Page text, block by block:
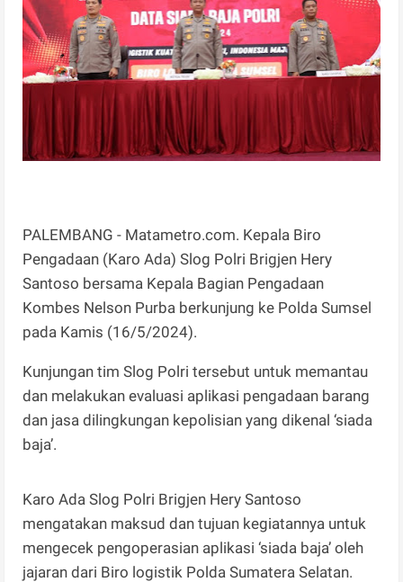
PALEMBANG - Matametro.com. Kepala Biro
Pengadaan (Karo Ada) Slog Polri Brigjen Hery
Santoso bersama Kepala Bagian Pengadaan
Kombes Nelson Purba berkunjung ke Polda Sumsel
pada Kamis (16/5/2024).
Kunjungan tim Slog Polri tersebut untuk memantau
dan melakukan evaluasi aplikasi pengadaan barang
dan jasa dilingkungan kepolisian yang dikenal ‘siada
baja’.
Karo Ada Slog Polri Brigjen Hery Santoso
mengatakan maksud dan tujuan kegiatannya untuk
mengecek pengoperasian aplikasi ‘siada baja’ oleh
jajaran dari Biro logistik Polda Sumatera Selatan.